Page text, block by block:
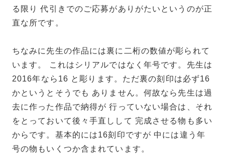
る限り 代引きでのご応募がありがたいというのが正
直な所です。
ちなみに先生の作品には裏に二桁の数値が彫られて
います。 これはシリアルではなく年号です。先生は
2016年なら16 と彫ります。ただ裏の刻印は必ず16
かというとそうでも ありません。何故なら先生は過
去に作った作品で納得が 行っていない場合は、それ
をとっておいて後々手直しして 完成させる物も多い
からです。基本的には16刻印ですが 中には違う年
号の物もいくつか含まれています。